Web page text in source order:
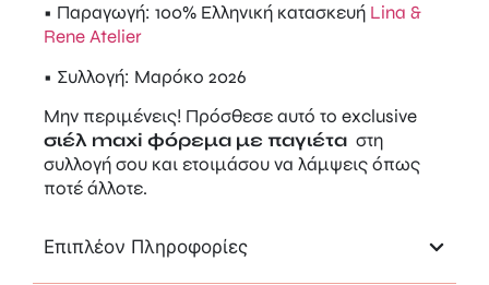
• Παραγωγή: 100% Ελληνική κατασκευή Lina &
Rene Atelier
• Συλλογή: Μαρόκο 2026
Μην περιμένεις! Πρόσθεσε αυτό το exclusive
σιέλ maxi φόρεμα με παγιέτα στη
συλλογή σου και ετοιμάσου να λάμψεις όπως
ποτέ άλλοτε.
Επιπλέον Πληροφορίες